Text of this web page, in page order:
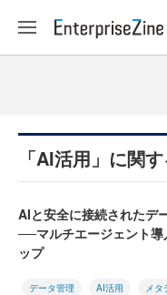
「AI活用」に関
AIと安全に接続されたデ
──マルチエージェント
ップ
データ管理 AI活用 メタ